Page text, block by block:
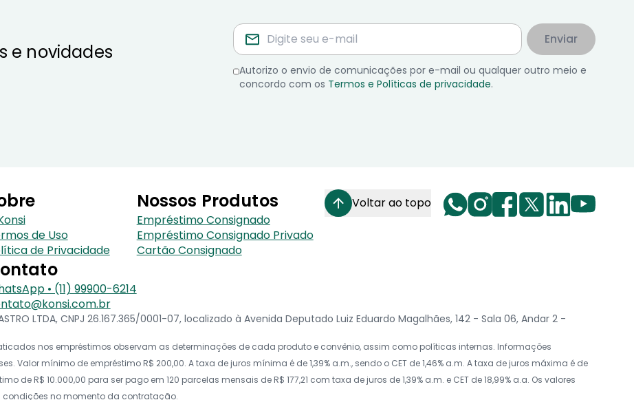
e novidades
Enviar
Autorizo o envio de comunicações por e-mail ou qualquer outro meio e
concordo com os Termos e Políticas de privacidade.
de Uso
de Privacidade
• (11) 99900-6214
Nossos Produtos
Empréstimo Consignado
Empréstimo Consignado Privado
Cartão Consignado
Voltar ao topo
LTDA, CNPJ 26.167.365/0001-07, localizado à Avenida Deputado Luiz Eduardo Magalhães, 142 - Sala 06, Andar 2 -
nos empréstimos observam as determinações de cada produto e convênio, assim como políticas internas. Informações
Valor mínimo de empréstimo R$ 200,00. A taxa de juros mínima é de 1,39% a.m., sendo o CET de 1,46% a.m. A taxa de juros máxima é de
de R$ 10.000,00 para ser pago em 120 parcelas mensais de R$ 177,21 com taxa de juros de 1,39% a.m. e CET de 18,99% a.a. Os valores
no momento da contratação.